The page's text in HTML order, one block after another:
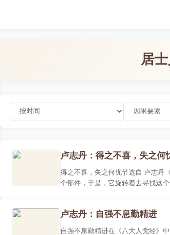
居
卢志丹：得之不喜，失之何
得之不喜，失之何忧节选自 卢志丹
个部件，于是，它旋转着去寻找这
卢志丹：自强不息勤精进
自强不息勤精进在《八大人觉经》